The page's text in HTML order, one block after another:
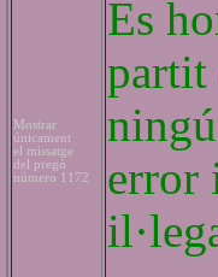
Mostrar
únicament
el missatge
del pregó
número 1172
Es
partit
error